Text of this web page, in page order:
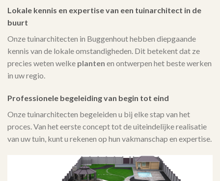
Lokale kennis en expertise van een tuinarchitect in de
buurt
Onze tuinarchitecten in Buggenhout hebben diepgaande
kennis van de lokale omstandigheden. Dit betekent dat ze
precies weten welke planten en ontwerpen het beste werken
in uw regio.
Professionele begeleiding van begin tot eind
Onze tuinarchitecten begeleiden u bij elke stap van het
proces. Van het eerste concept tot de uiteindelijke realisatie
van uw tuin, kunt u rekenen op hun vakmanschap en expertise.